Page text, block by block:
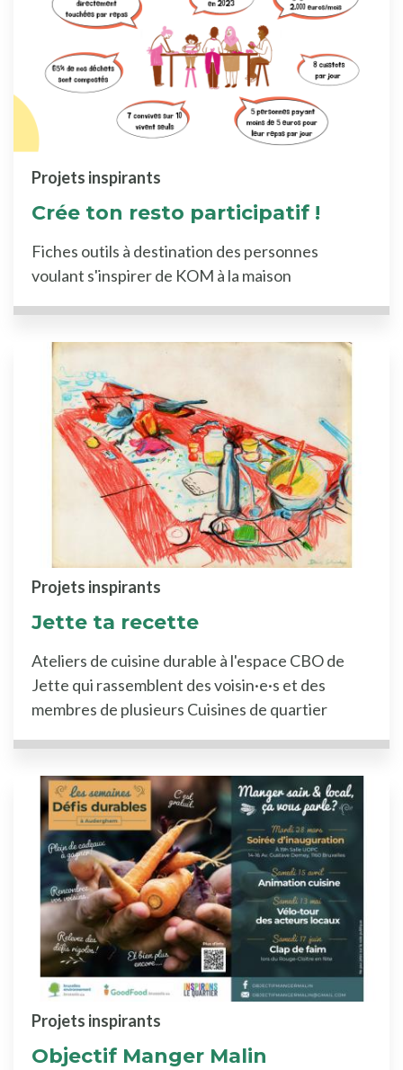
Crée ton resto participatif !
Projets inspirants
Fiches outils à destination des personnes
voulant s'inspirer de KOM à la maison
Jette ta recette
Projets inspirants
Ateliers de cuisine durable à l'espace CBO de
Jette qui rassemblent des voisin·e·s et des
membres de plusieurs Cuisines de quartier
Objectif Manger Malin
Projets inspirants